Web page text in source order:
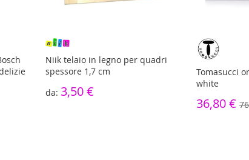
Niik telaio in legno per quadri
spessore 1,7 cm
3,50 €
Tomasucci
white
36,80 €